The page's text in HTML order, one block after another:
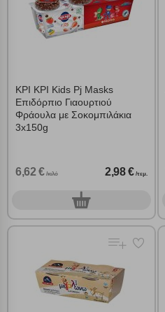
ΚΡΙ ΚΡΙ Kids Pj Masks
Επιδόρπιο Γιαουρτιού
Φράουλα με Σοκομπιλάκια
3x150g
6,62 € /κιλό 2,98 € /τεμ.
0τεμ.